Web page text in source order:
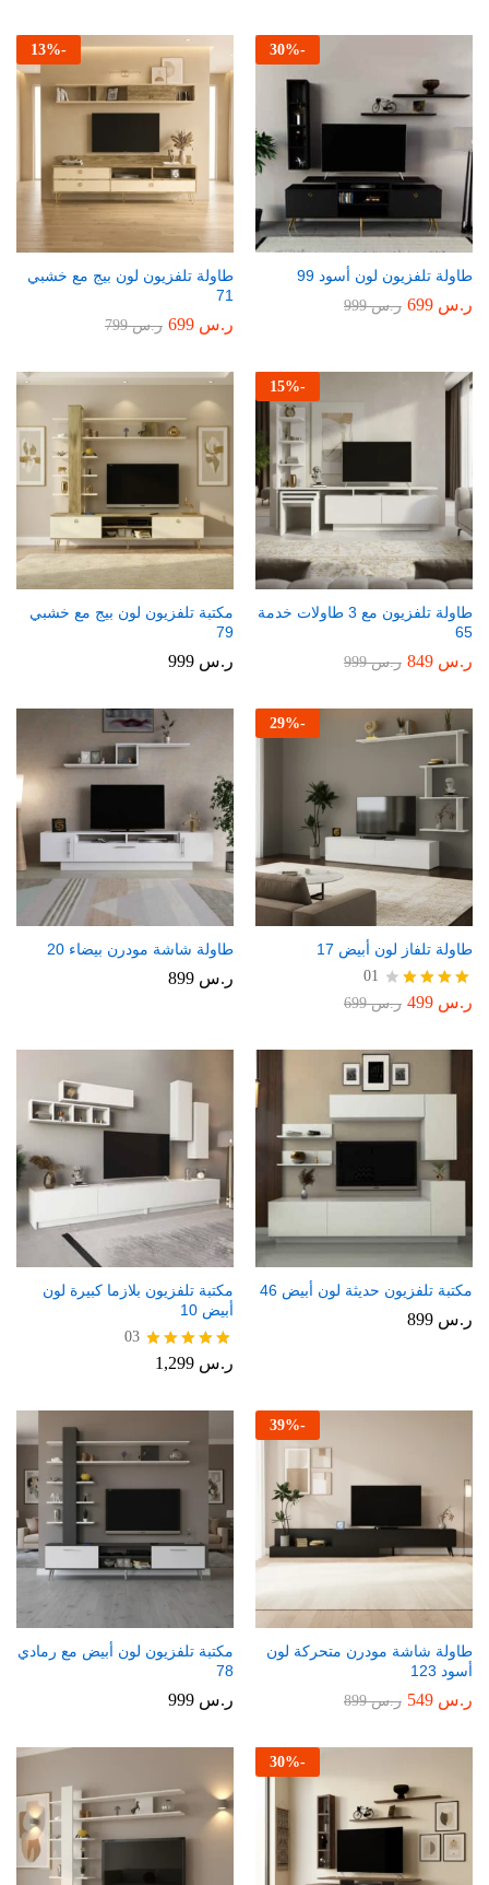
-
30%
طاولة تلفزيون لون أسود 99
ر.س ر.س999
-
13%
طاولة تلفزيون لون بيج مع خشبي
71
ر.س ر.س799
-
15%
طاولة تلفزيون مع 3 طاولات خدمة
65
ر.س ر.س999
مكتبة تلفزيون لون بيج مع خشبي
79
ر.س
-
29%
طاولة تلفاز لون أبيض 17
تم
من 5
01
ر.س ر.س699
طاولة شاشة مودرن بيضاء 20
ر.س
مكتبة تلفزيون حديثة لون أبيض 46
ر.س
مكتبة تلفزيون بلازما كبيرة لون
أبيض 10
تم التقييم
03
ر.س
-
39%
طاولة شاشة مودرن متحركة لون
أسود 123
ر.س ر.س899
مكتبة تلفزيون لون أبيض مع رمادي
78
ر.س
-
30%